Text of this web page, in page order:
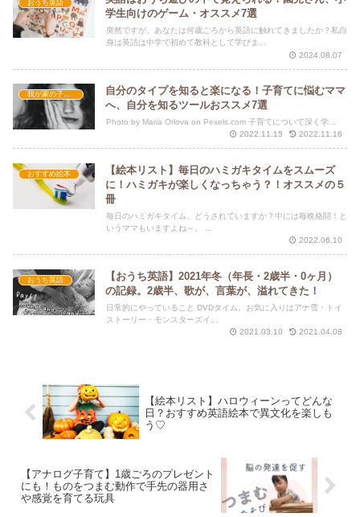
おうち英語
学生向けのゲーム・オススメ7選
突然ですが、あなたは何歳ごろから英語に触れてきましたか？私自
身は英語は中学で初めて教科として学びま...
2024.08.07
我が家の子育て
自分のタイプを知ると楽になる！子育てに悩むママ
へ、自分を知るツールおススメ7選
Photo by Maria Orlova on Pexels.com 子育てについて深く学...
2022.11.15
2022.11.16
おすすめ絵本
【絵本リスト】毎日のハミガキタイムをスムーズ
に！ハミガキが楽しくなっちゃう？！オススメの５
冊
毎日のハミガキタイム、どうされていますか？中には毎晩格闘！と
2022.06.10
おうち英語
【おうち英語】2021年冬（年長・2歳半・0ヶ月）
の記録。2歳半、歌が、言葉が、溢れてきた！
日常的にやっていること DVDタイム。お気に入りはアナ雪・トイ
ストーリー・モンスターズイ...
2021.03.10
2021.04.08
【絵本リスト】ハロウィーンってどんな
日？おすすめ英語絵本で異文化を楽しも
う♡
【アナログ子育て】1歳ごろのプレゼント
にも！ものをつまむ動作で手先の器用さ
や感覚を育てる玩具